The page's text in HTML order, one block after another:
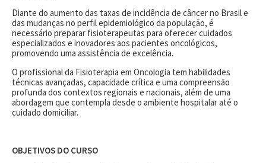
Diante do aumento das taxas de incidência de câncer no Brasil e
das mudanças no perfil epidemiológico da população, é
necessário preparar fisioterapeutas para oferecer cuidados
especializados e inovadores aos pacientes oncológicos,
promovendo uma assistência de excelência.
O profissional da Fisioterapia em Oncologia tem habilidades
técnicas avançadas, capacidade crítica e uma compreensão
profunda dos contextos regionais e nacionais, além de uma
abordagem que contempla desde o ambiente hospitalar até o
cuidado domiciliar.
OBJETIVOS DO CURSO